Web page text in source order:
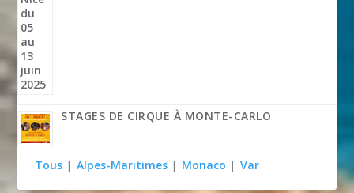
STAGES DE CIRQUE À MONTE-CARLO
Tous | Alpes-Maritimes | Monaco | Var